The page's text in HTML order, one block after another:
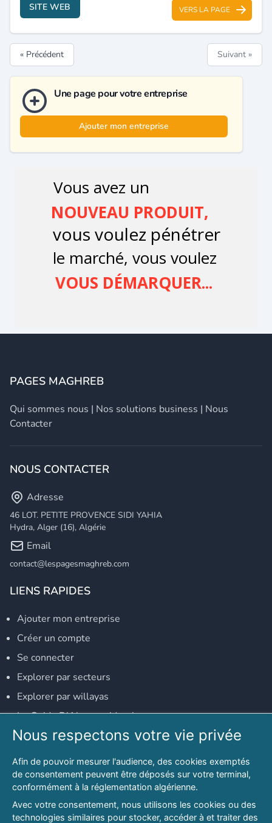
SITE WEB VERS LA PAGE
« Précédent Suivant »
Une page pour votre entreprise
Ajouter mon entreprise
PAGES MAGHREB
Qui sommes nous | Nos solutions business | Nous
Contacter
NOUS CONTACTER
Adresse
46 LOT. PETITE PROVENCE SIDI YAHIA
Hydra, Alger (16), Algérie
Email
contact@lespagesmaghreb.com
LIENS RAPIDES
Ajouter mon entreprise
Créer un compte
Se connecter
Explorer par secteurs
Explorer par willayas
Le Guide D'Alger, guide-alger.com
NOS RÉSEAUX SOCIAUX
Notre page Facebook
Notre page LinkedIn
Notre page Instagram
Nous respectons votre vie privée
Afin de pouvoir mesurer l'audience, des cookies exemptés
de consentement peuvent être déposés sur votre terminal,
conformément à la réglementation algérienne.
Avec votre consentement, nous utilisons les cookies ou des
technologies similaires pour stocker, accéder à et traiter des